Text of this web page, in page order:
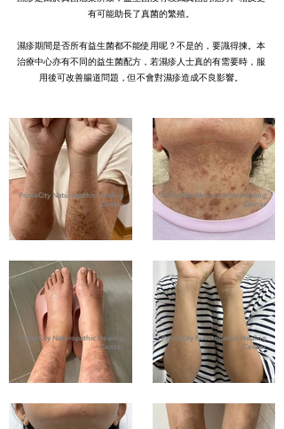
有可能助長了真菌的繁殖。
濕疹期間是否所有益生菌都不能使用呢？不是的，要識得揀。本
治療中心亦有不同的益生菌配方，若濕疹人士真的有需要時，服
用後可改善腸道問題，但不會對濕疹造成不良影響。
PrimeCity Naturopathic Healing
Center
PrimeCity Naturopathic Healing
Center
PrimeCity Naturopathic Healing
Center
PrimeCity Naturopathic Healing
Center